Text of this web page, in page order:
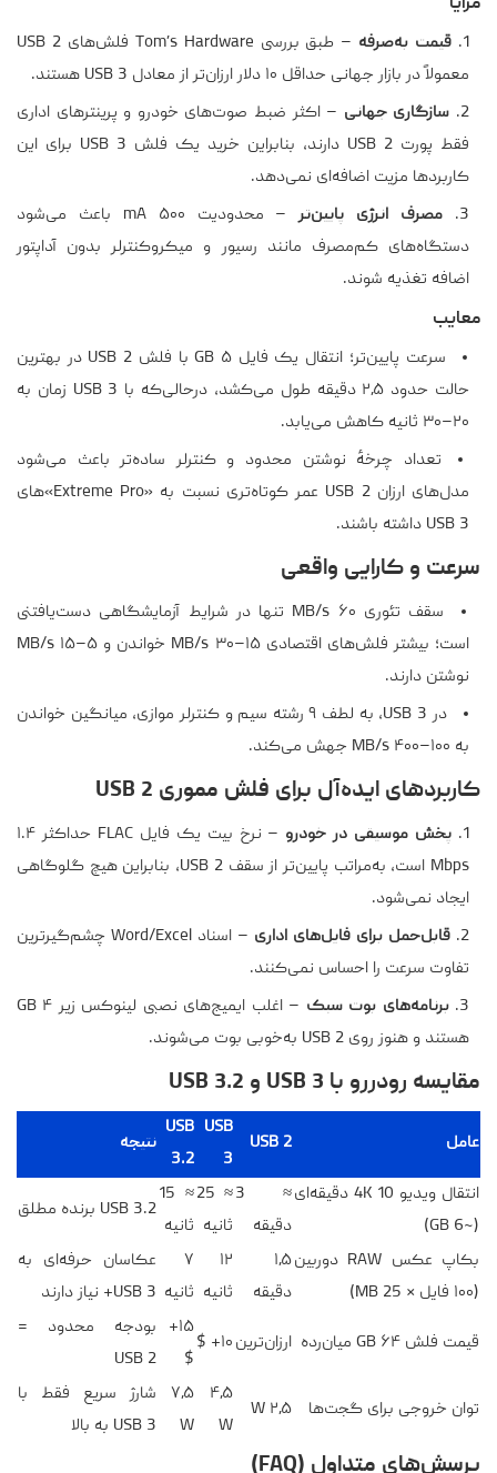
قیمت به‌صرفه
– طبق بررسی Tom’s Hardware فلش‌های USB 2
معمولاً در بازار جهانی حداقل ۱۰ دلار ارزان‌تر از معادل USB 3 هستند.
سازگاری جهانی – اکثر ضبط‌ صوت‌های خودرو و پرینترهای اداری
فقط پورت USB 2 دارند، بنابراین خرید یک فلش USB 3 برای این
کاربردها مزیت اضافه‌ای نمی‌دهد.
مصرف انرژی پایین‌تر
– محدودیت ۵۰۰ mA باعث می‌شود
دستگاه‌های کم‌مصرف مانند رسیور و میکروکنترلر بدون آداپتور
اضافه تغذیه شوند.
معایب
سرعت پایین‌تر؛ انتقال یک فایل ۵ GB با فلش USB 2 در بهترین
حالت حدود ۲٫۵ دقیقه طول می‌کشد، درحالی‌که با USB 3 زمان به
۲۰–۳۰ ثانیه کاهش می‌یابد.
تعداد چرخهٔ نوشتن محدود و کنترلر ساده‌تر باعث می‌شود
مدل‌های ارزان USB 2 عمر کوتاه‌تری نسبت به «Extreme Pro»های
USB 3 داشته باشند.
سرعت و کارایی واقعی
سقف تئوری ۶۰ MB/s تنها در شرایط آزمایشگاهی دست‌یافتنی
است؛ بیشتر فلش‌های اقتصادی ۱۵–۳۰ MB/s خواندن و ۵–۱۵ MB/s
نوشتن دارند.
در USB 3، به لطف ۹ رشته سیم و کنترلر موازی، میانگین خواندن
به ۱۰۰–۴۰۰ MB/s جهش می‌کند.
کاربردهای ایده‌آل برای فلش مموری USB 2
پخش موسیقی در خودرو
– نرخ بیت یک فایل FLAC حداکثر ۱.۴
Mbps است، به‌مراتب پایین‌تر از سقف USB 2، بنابراین هیچ گلوگاهی
ایجاد نمی‌شود.
قابل‌حمل برای فایل‌های اداری
– اسناد Word/Excel چشم‌گیرترین
تفاوت سرعت را احساس نمی‌کنند.
برنامه‌های بوت سبک
– اغلب ایمیج‌های نصبی لینوکس زیر ۴ GB
هستند و هنوز روی USB 2 به‌خوبی بوت می‌شوند.
مقایسه رو‌در‌رو با USB 3 و USB 3.2
عامل USB 2
USB
3
USB
3.2
نتیجه
انتقال ویدیو 4K 10 دقیقه‌ای
(~6 GB)
≈ 3
دقیقه
≈ 25
ثانیه
≈ 15
ثانیه
USB 3.2 برنده مطلق
بکاپ عکس RAW دوربین
(۱۰۰ فایل × 25 MB)
۱٫۵
دقیقه
۱۲
ثانیه
۷
ثانیه
عکاسان حرفه‌ای به
USB 3+ نیاز دارند
قیمت فلش ۶۴ GB میان‌رده ارزان‌ترین ‎+۱۰ $
‎+۱۵
$
بودجه محدود =
USB 2
توان خروجی برای گجت‌ها ۲٫۵ W
۴٫۵
W
۷٫۵
W
شارژ سریع فقط با
USB 3 به بالا
پرسش‌های متداول (FAQ)